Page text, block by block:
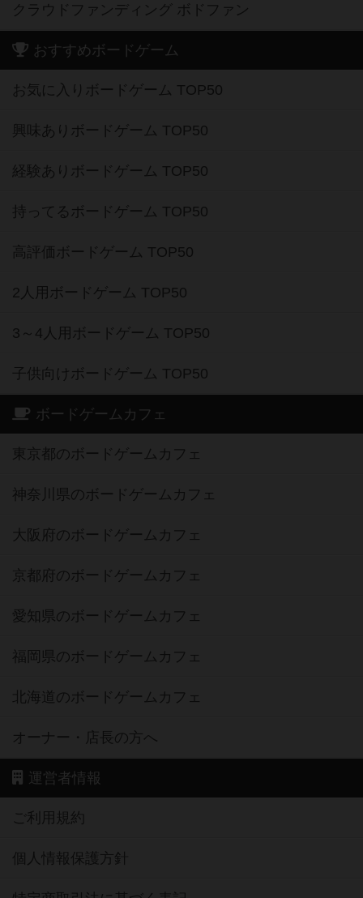
クラウドファンディング ボドファン
おすすめボードゲーム
お気に入りボードゲーム TOP50
興味ありボードゲーム TOP50
経験ありボードゲーム TOP50
持ってるボードゲーム TOP50
高評価ボードゲーム TOP50
2人用ボードゲーム TOP50
3～4人用ボードゲーム TOP50
子供向けボードゲーム TOP50
ボードゲームカフェ
東京都のボードゲームカフェ
神奈川県のボードゲームカフェ
大阪府のボードゲームカフェ
京都府のボードゲームカフェ
愛知県のボードゲームカフェ
福岡県のボードゲームカフェ
北海道のボードゲームカフェ
オーナー・店長の方へ
運営者情報
ご利用規約
個人情報保護方針